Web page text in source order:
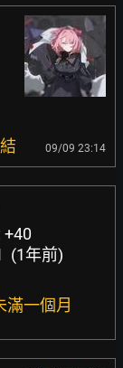
09/09 23:14
+40
(1年前)
滿一個月